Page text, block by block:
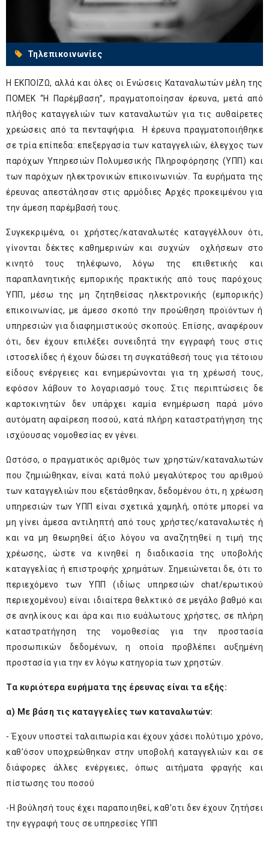
Τηλεπικοινωνίες
Η ΕΚΠΟΙΖΩ, αλλά και όλες οι Ενώσεις Καταναλωτών μέλη της
ΠΟΜΕΚ “Η Παρέμβαση”, πραγματοποίησαν έρευνα, μετά από
πλήθος καταγγελιών των καταναλωτών για τις αυθαίρετες
χρεώσεις από τα πενταψήφια. Η έρευνα πραγματοποιήθηκε
σε τρία επίπεδα: επεξεργασία των καταγγελιών, έλεγχος των
παρόχων Υπηρεσιών Πολυμεσικής Πληροφόρησης (ΥΠΠ) και
των παρόχων ηλεκτρονικών επικοινωνιών. Τα ευρήματα της
έρευνας απεστάλησαν στις αρμόδιες Αρχές προκειμένου για
την άμεση παρέμβασή τους.
Συγκεκριμένα, οι χρήστες/καταναλωτές καταγγέλλουν ότι,
γίνονται δέκτες καθημερινών και συχνών οχλήσεων στο
κινητό τους τηλέφωνο, λόγω της επιθετικής και
παραπλανητικής εμπορικής πρακτικής από τους παρόχους
ΥΠΠ, μέσω της μη ζητηθείσας ηλεκτρονικής (εμπορικής)
επικοινωνίας, με άμεσο σκοπό την προώθηση προϊόντων ή
υπηρεσιών για διαφημιστικούς σκοπούς. Επίσης, αναφέρουν
ότι, δεν έχουν επιλέξει συνειδητά την εγγραφή τους στις
ιστοσελίδες ή έχουν δώσει τη συγκατάθεσή τους για τέτοιου
είδους ενέργειες και ενημερώνονται για τη χρέωσή τους,
εφόσον λάβουν το λογαριασμό τους. Στις περιπτώσεις δε
καρτοκινητών δεν υπάρχει καμία ενημέρωση παρά μόνο
αυτόματη αφαίρεση ποσού, κατά πλήρη καταστρατήγηση της
ισχύουσας νομοθεσίας εν γένει.
Ωστόσο, ο πραγματικός αριθμός των χρηστών/καταναλωτών
που ζημιώθηκαν, είναι κατά πολύ μεγαλύτερος του αριθμού
των καταγγελιών που εξετάσθηκαν, δεδομένου ότι, η χρέωση
υπηρεσιών των ΥΠΠ είναι σχετικά χαμηλή, οπότε μπορεί να
μη γίνει άμεσα αντιληπτή από τους χρήστες/καταναλωτές ή
και να μη θεωρηθεί άξιο λόγου να αναζητηθεί η τιμή της
χρέωσης, ώστε να κινηθεί η διαδικασία της υποβολής
καταγγελίας ή επιστροφής χρημάτων. Σημειώνεται δε, ότι το
περιεχόμενο των ΥΠΠ (ιδίως υπηρεσιών chat/ερωτικού
περιεχομένου) είναι ιδιαίτερα θελκτικό σε μεγάλο βαθμό και
σε ανηλίκους και άρα και πιο ευάλωτους χρήστες, σε πλήρη
καταστρατήγηση της νομοθεσίας για την προστασία
προσωπικών δεδομένων, η οποία προβλέπει αυξημένη
προστασία για την εν λόγω κατηγορία των χρηστών.
Τα κυριότερα ευρήματα της έρευνας είναι τα εξής:
α) Με βάση τις καταγγελίες των καταναλωτών:
- Έχουν υποστεί ταλαιπωρία και έχουν χάσει πολύτιμο χρόνο,
καθ’όσον υποχρεώθηκαν στην υποβολή καταγγελιών και σε
διάφορες άλλες ενέργειες, όπως αιτήματα φραγής και
πίστωσης του ποσού
-Η βούλησή τους έχει παραποιηθεί, καθ’οτι δεν έχουν ζητήσει
την εγγραφή τους σε υπηρεσίες ΥΠΠ